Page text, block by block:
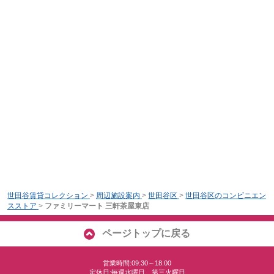
世田谷賃貸コレクション > 周辺施設案内 > 世田谷区 > 世田谷区のコンビニエン
スストア > ファミリーマート 三軒茶屋東店
ページトップに戻る
営業時間:09:30～18:00
定休日:毎週水曜日、第三火曜日